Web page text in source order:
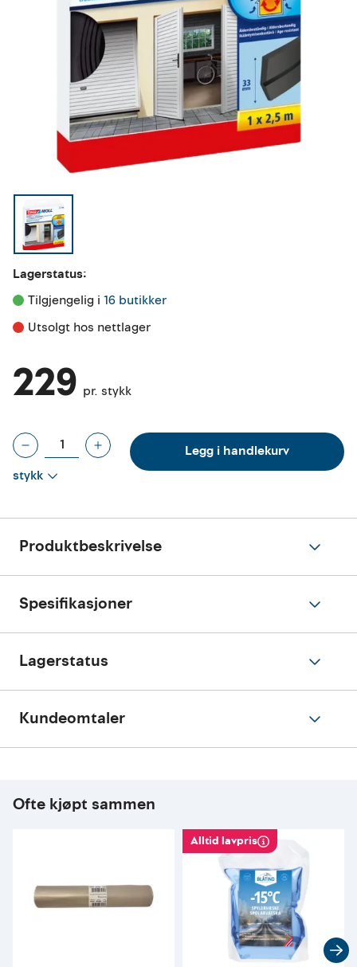
Lagerstatus:
Tilgjengelig i 16 butikker
Utsolgt hos nettlager
229 pr. stykk
stykk
Legg i handlekurv
Produktbeskrivelse
Spesifikasjoner
Lagerstatus
Kundeomtaler
Ofte kjøpt sammen
Alltid lavpris